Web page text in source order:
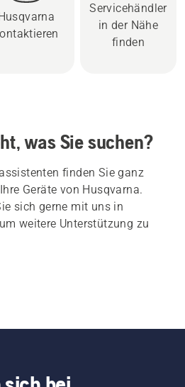
Servicehändler
in der Nähe
finden
was Sie suchen?
finden Sie ganz
Geräte von Husqvarna.
sich gerne mit uns in
weitere Unterstützung zu